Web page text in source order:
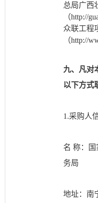
总局广西
（http://
众联工程
（http://
九、凡对
以下方式
1.采购人
名 称：国
务
地址：南